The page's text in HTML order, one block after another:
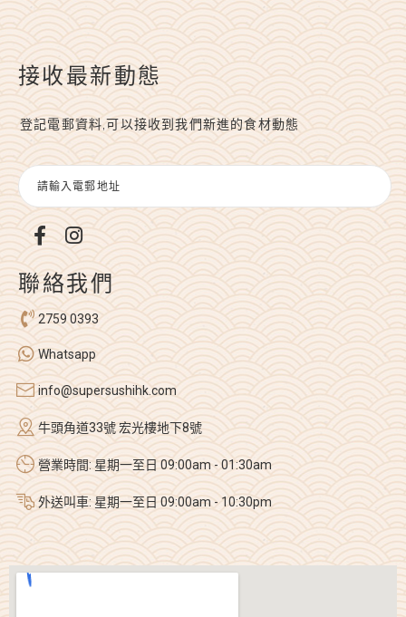
接收最新動態
登記電郵資料,可以接收到我們新進的食材動態
聯絡我們
2759 0393
Whatsapp
info@supersushihk.com
牛頭角道33號 宏光樓地下8號
營業時間: 星期一至日 09:00am - 01:30am
外送叫車: 星期一至日 09:00am - 10:30pm